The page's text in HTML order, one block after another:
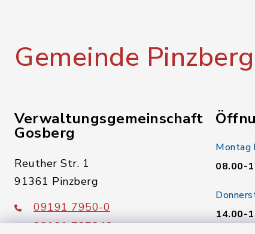
Gemeinde Pinzberg
Verwaltungsgemeinschaft
Gosberg
Reuther Str. 1
91361 Pinzberg
09191 7950-0
09191 795040
Montag
08.00-
14.00-